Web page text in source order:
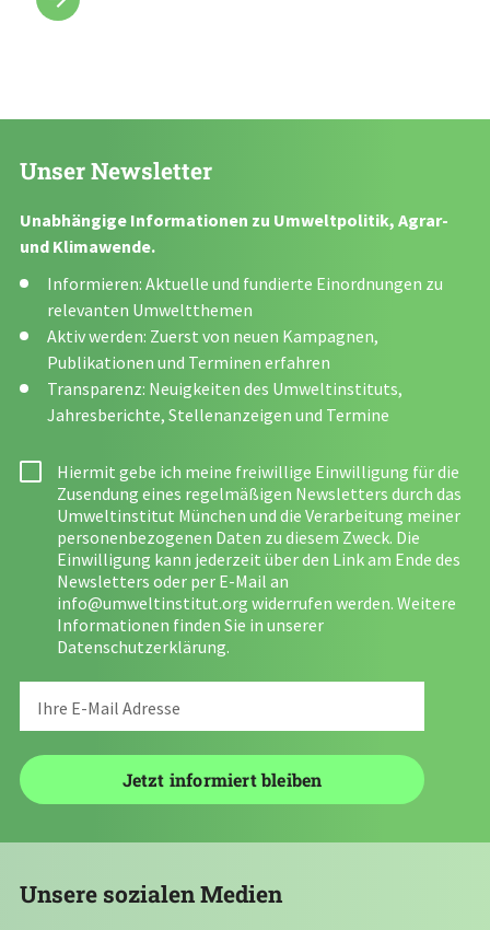
Unser Newsletter
Unabhängige Informationen zu Umweltpolitik, Agrar-
und Klimawende.
Informieren: Aktuelle und fundierte Einordnungen zu
relevanten Umweltthemen
Aktiv werden: Zuerst von neuen Kampagnen,
Publikationen und Terminen erfahren
Transparenz: Neuigkeiten des Umweltinstituts,
Jahresberichte, Stellenanzeigen und Termine
Hiermit gebe ich meine freiwillige Einwilligung für die
Zusendung eines regelmäßigen Newsletters durch das
Umweltinstitut München und die Verarbeitung meiner
personenbezogenen Daten zu diesem Zweck. Die
Einwilligung kann jederzeit über den Link am Ende des
Newsletters oder per E-Mail an
info@umweltinstitut.org widerrufen werden. Weitere
Informationen finden Sie in unserer
Datenschutzerklärung.
Unsere sozialen Medien